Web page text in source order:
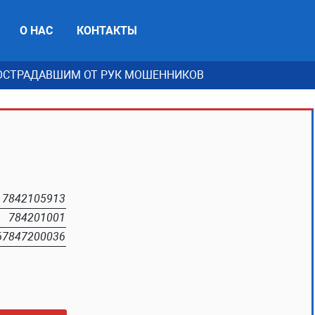
О НАС КОНТАКТЫ
ОТ РУК МОШЕННИКОВ
7842105913
784201001